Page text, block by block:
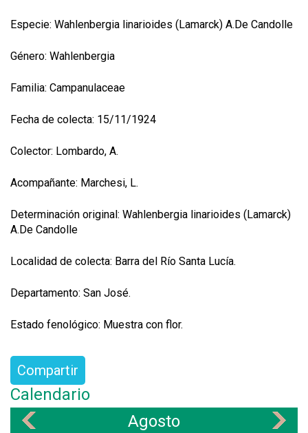
Especie: Wahlenbergia linarioides (Lamarck) A.De Candolle
Género: Wahlenbergia
Familia: Campanulaceae
Fecha de colecta: 15/11/1924
Colector: Lombardo, A.
Acompañante: Marchesi, L.
Determinación original: Wahlenbergia linarioides (Lamarck)
A.De Candolle
Localidad de colecta: Barra del Río Santa Lucía.
Departamento: San José.
Estado fenológico: Muestra con flor.
Compartir
Calendario
Agosto